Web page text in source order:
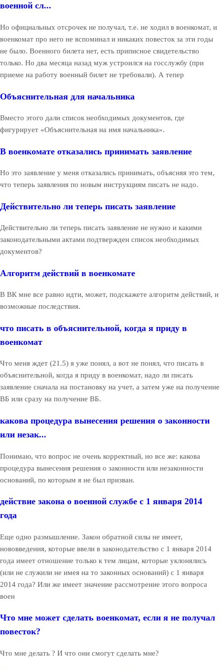
военной сл...
Но официальных отсрочек не получал, т.е. не ходил в военкомат, и
военкомат про него не вспоминал и никаких повесток за эти годы
не было. Военного билета нет, есть приписное свидетельство
только. Но два месяца назад муж устроился на госслужбу (при
приеме на работу военный билет не требовали). А тепер
Объяснительная для начальника
Вместо этого дали список необходимых документов, где
фигурирует «Объяснительная на имя начальника».
В военкомате отказались принимать заявление
Но это заявление у меня отказались принимать, объясняя это тем,
что теперь заявления по новым инструкциям писать не надо.
Действительно ли теперь писать заявление
Действительно ли теперь писать заявление не нужно и какими
законодательными актами подтвержден список необходимых
документов?
Алгоритм действий в военкомате
В ВК мне все равно идти, может, подскажете алгоритм действий, и
возможные последствия.
что писать в объяснительной, когда я приду в
военкомат
Что меня ждет (21.5) я уже понял, а вот не понял, что писать в
объяснительной, когда я приду в военкомат, надо ли писать
заявление сначала на постановку на учет, а затем уже на получение
ВБ или сразу на получение ВБ.
какова процедура вынесения решения о законности
или незак...
Понимаю, что вопрос не очень корректный, но все же: какова
процедура вынесения решения о законности или незаконности
оснований, по которым я не был призван.
действие закона о военной службе с 1 января 2014
года
Еще одно размышление. Закон обратной силы не имеет,
нововведения, которые ввели в законодательство с 1 января 2014
года имеет отношение только к тем лицам, которые уклонялись
(или не служили не имея на то законных оснований) с 1 января
2014 года? Или же имеет значение рассмотрение этого вопроса
воен
Что мне может сделать военкомат, если я не получал
повесток?
Что мне делать ? И что они смогут сделать мне?